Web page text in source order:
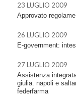
23 LUGLIO 2009
Approvato
26 LUGLIO 2009
E-government:
27 LUGLIO 2009
Assistenza
giulia. napoli e
federfarma